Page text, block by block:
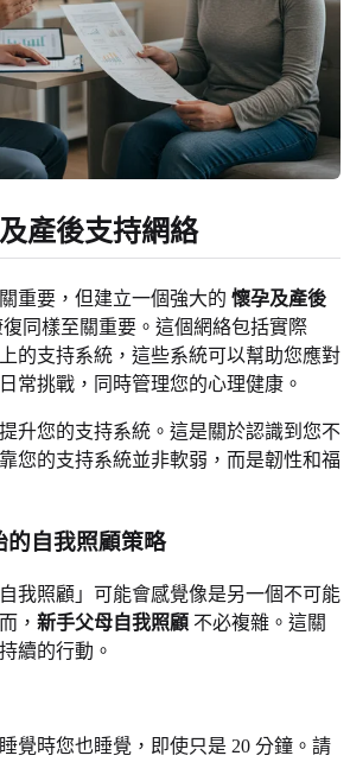
產後支持網絡
重要，但建立一個強大的 懷孕及產後
同樣至關重要。這個網絡包括實際
的支持系統，這些系統可以幫助您應對
常挑戰，同時管理您的心理健康。
升您的支持系統。這是關於認識到您不
您的支持系統並非軟弱，而是韌性和福
的自我照顧策略
我照顧」可能會感覺像是另一個不可能
， 新手父母自我照顧 不必複雜。這關
續的行動。
睡覺時您也睡覺，即使只是 20 分鐘。請